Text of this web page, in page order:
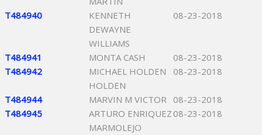
T484940
KENNETH
DEWAYNE
WILLIAMS
08-23-2018
T484941 MONTA CASH
08-23-2018
T484942
MICHAEL HOLDEN
HOLDEN
08-23-2018
T484944 MARVIN M VICTOR 08-23-2018
T484945
ARTURO ENRIQUEZ
MARMOLEJO
08-23-2018